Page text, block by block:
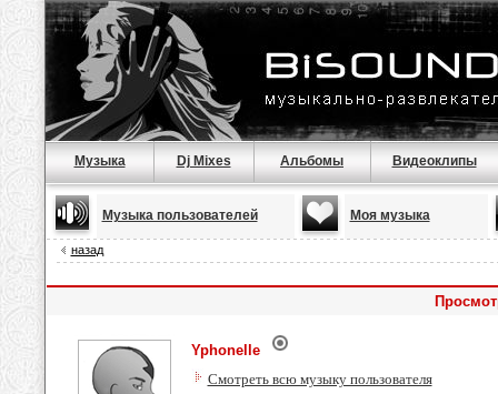
Музыка Dj Mixes Альбомы Видеоклипы
Музыка пользователей Моя музыка
назад
Yphonelle
Смотреть всю музыку пользователя